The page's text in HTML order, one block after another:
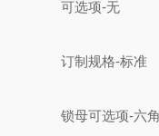
可选项-无
订制规格-标准
锁母可选项-六